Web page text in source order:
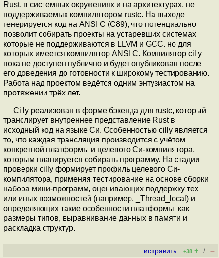
Rust, в системных окружениях и на архитектурах, не
поддерживаемых компилятором rustc. На выходе
генерируется код на ANSI С (C89), что потенциально
позволит собирать проекты на устаревших системах,
которые не поддерживаются в LLVM и GCC, но для
которых имеется компилятор ANSI С. Компилятор cilly
пока не доступен публично и будет опубликован после
его доведения до готовности к широкому тестированию.
Работа над проектом ведётся одним энтузиастом на
протяжении трёх лет.
Cilly реализован в форме бэкенда для rustc, который
транслирует внутреннее представление Rust в
исходный код на языке Си. Особенностью cilly является
то, что каждая трансляция производится с учётом
конкретной платформы и целевого Си-компилятора,
которым планируется собирать программу. На стадии
проверки cilly формирует профиль целевого Си-
компилятора, применяя тестирование на основе сборки
набора мини-программ, оценивающих поддержку тех
или иных возможностей (например, _Thread_local) и
определяющих такие особенности платформы, как
размеры типов, выравнивание данных в памяти и
раскладка структур.
исправить +38 + / –